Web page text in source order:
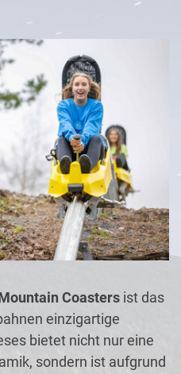
Coasters ist das
einzigartige
bietet nicht nur eine
sondern ist aufgrund